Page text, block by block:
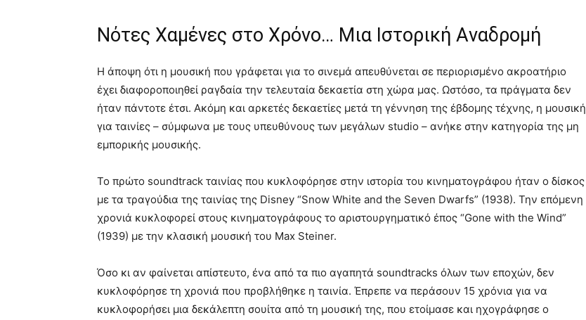
Νότες Xαμένες στο Xρόνο… Mια Iστορική Aναδρομή
Η άποψη ότι η μουσική που γράφεται για το σινεμά απευθύνεται σε περιορισμένο ακροατήριο
έχει διαφοροποιηθεί ραγδαία την τελευταία δεκαετία στη χώρα μας. Ωστόσο, τα πράγματα δεν
ήταν πάντοτε έτσι. Ακόμη και αρκετές δεκαετίες μετά τη γέννηση της έβδομης τέχνης, η μουσική
για ταινίες – σύμφωνα με τους υπευθύνους των μεγάλων studio – ανήκε στην κατηγορία της μη
εμπορικής μουσικής.
Το πρώτο soundtrack ταινίας που κυκλοφόρησε στην ιστορία του κινηματογράφου ήταν ο δίσκος
με τα τραγούδια της ταινίας της Disney “Snow White and the Seven Dwarfs” (1938). Την επόμενη
χρονιά κυκλοφορεί στους κινηματογράφους το αριστουργηματικό έπος “Gone with the Wind”
(1939) με την κλασική μουσική του Max Steiner.
Όσο κι αν φαίνεται απίστευτο, ένα από τα πιο αγαπητά soundtracks όλων των εποχών, δεν
κυκλοφόρησε τη χρονιά που προβλήθηκε η ταινία. Έπρεπε να περάσουν 15 χρόνια για να
κυκλοφορήσει μια δεκάλεπτη σουίτα από τη μουσική της, που ετοίμασε και ηχογράφησε ο